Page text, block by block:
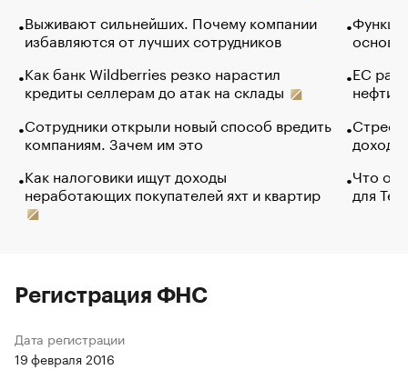
Выживают сильнейших. Почему компании
избавляются от лучших сотрудников
Как банк Wildberries резко нарастил
кредиты селлерам до атак на склады
Сотрудники открыли новый способ вредить
компаниям. Зачем им это
Как налоговики ищут доходы
неработающих покупателей яхт и квартир
основ
ЕС
нефти
Что
для
Регистрация ФНС
Дата регистрации
19 февраля 2016